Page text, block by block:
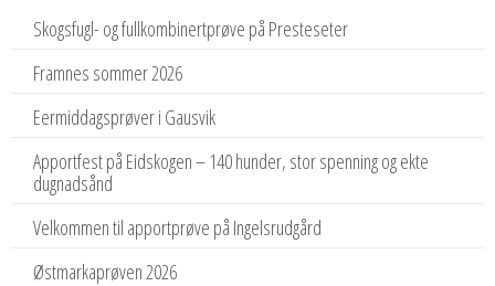
Skogsfugl- og fullkombinertprøve på Presteseter
Framnes sommer 2026
Eermiddagsprøver i Gausvik
Apportfest på Eidskogen – 140 hunder, stor spenning og ekte
dugnadsånd
Velkommen til apportprøve på Ingelsrudgård
Østmarkaprøven 2026